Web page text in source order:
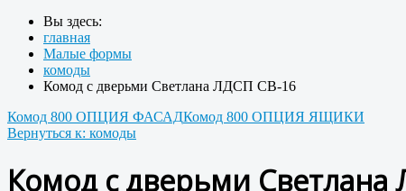
Вы здесь:
главная
Малые формы
комоды
Комод с дверьми Светлана ЛДСП СВ-16
Комод 800 ОПЦИЯ ФАСАДКомод 800 ОПЦИЯ ЯЩИКИ
Вернуться к: комоды
Комод с дверьми